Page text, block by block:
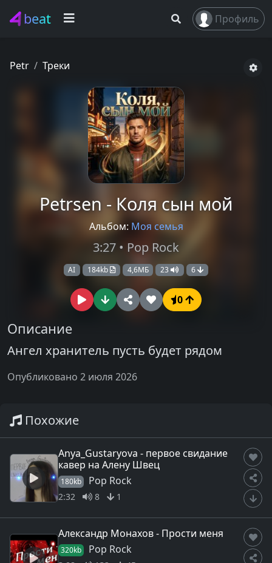
beat Профиль
Petr Треки
Petrsen - Коля сын мой
Альбом: Моя семья
3:27 • Pop Rock
AI 184kb 4,6МБ 23 6
0
Описание
Ангел хранитель пусть будет рядом
Опубликовано 2 июля 2026
Похожие
Anya_Gustaryova - первое свидание
кавер на Алену Швец
180kb Pop Rock
2:32 8 1
Александр Монахов - Прости меня
320kb Pop Rock